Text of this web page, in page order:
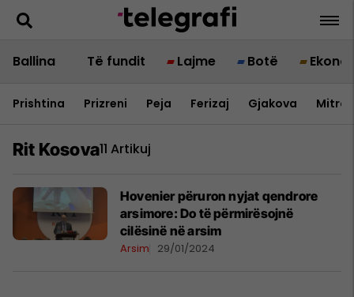
Ballina Të fundit Lajme Botë
Prishtina Prizreni Peja Ferizaj Gjakova
Rit Kosova11 Artikuj
Hovenier përuron nyjat qendrore
arsimore: Do të përmirësojnë
cilësinë në arsim
Arsim 29/01/2024